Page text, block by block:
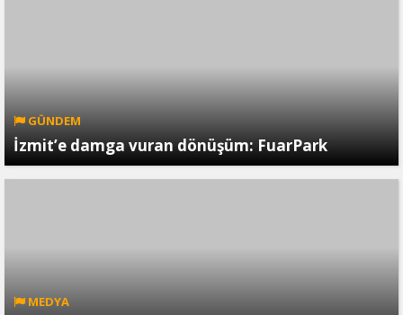
GÜNDEM
İzmit’e damga vuran dönüşüm: FuarPark
MEDYA